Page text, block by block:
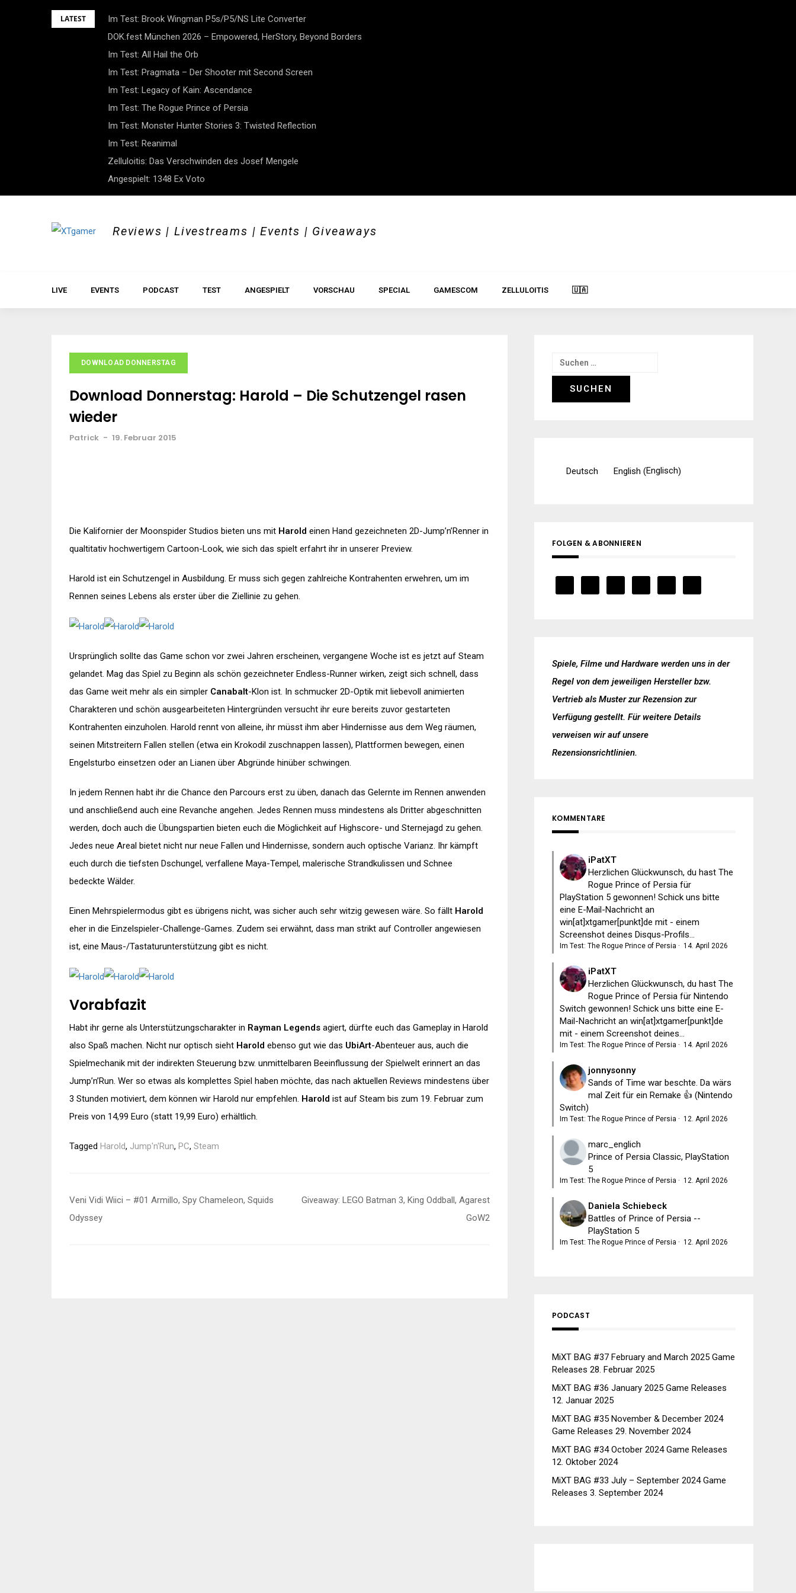
LATEST
Im Test: Brook Wingman P5s/P5/NS Lite Converter
DOK.fest München 2026 – Empowered, HerStory, Beyond Borders
Im Test: All Hail the Orb
Im Test: Pragmata – Der Shooter mit Second Screen
Im Test: Legacy of Kain: Ascendance
Im Test: The Rogue Prince of Persia
Im Test: Monster Hunter Stories 3: Twisted Reflection
Im Test: Reanimal
Zelluloitis: Das Verschwinden des Josef Mengele
Angespielt: 1348 Ex Voto
Reviews | Livestreams | Events | Giveaways
LIVE EVENTS PODCAST TEST ANGESPIELT VORSCHAU SPECIAL GAMESCOM ZELLULOITIS 🇺🇦
DOWNLOAD DONNERSTAG
Download Donnerstag: Harold – Die Schutzengel rasen
wieder
Patrick - 19. Februar 2015
Die Kalifornier der Moonspider Studios bieten uns mit Harold einen Hand gezeichneten 2D-Jump’n’Renner in
qualtitativ hochwertigem Cartoon-Look, wie sich das spielt erfahrt ihr in unserer Preview.
Harold ist ein Schutzengel in Ausbildung. Er muss sich gegen zahlreiche Kontrahenten erwehren, um im
Rennen seines Lebens als erster über die Ziellinie zu gehen.
Ursprünglich sollte das Game schon vor zwei Jahren erscheinen, vergangene Woche ist es jetzt auf Steam
gelandet. Mag das Spiel zu Beginn als schön gezeichneter Endless-Runner wirken, zeigt sich schnell, dass
das Game weit mehr als ein simpler Canabalt-Klon ist. In schmucker 2D-Optik mit liebevoll animierten
Charakteren und schön ausgearbeiteten Hintergründen versucht ihr eure bereits zuvor gestarteten
Kontrahenten einzuholen. Harold rennt von alleine, ihr müsst ihm aber Hindernisse aus dem Weg räumen,
seinen Mitstreitern Fallen stellen (etwa ein Krokodil zuschnappen lassen), Plattformen bewegen, einen
Engelsturbo einsetzen oder an Lianen über Abgründe hinüber schwingen.
In jedem Rennen habt ihr die Chance den Parcours erst zu üben, danach das Gelernte im Rennen anwenden
und anschließend auch eine Revanche angehen. Jedes Rennen muss mindestens als Dritter abgeschnitten
werden, doch auch die Übungspartien bieten euch die Möglichkeit auf Highscore- und Sternejagd zu gehen.
Jedes neue Areal bietet nicht nur neue Fallen und Hindernisse, sondern auch optische Varianz. Ihr kämpft
euch durch die tiefsten Dschungel, verfallene Maya-Tempel, malerische Strandkulissen und Schnee
bedeckte Wälder.
Einen Mehrspielermodus gibt es übrigens nicht, was sicher auch sehr witzig gewesen wäre. So fällt Harold
eher in die Einzelspieler-Challenge-Games. Zudem sei erwähnt, dass man strikt auf Controller angewiesen
ist, eine Maus-/Tastaturunterstützung gibt es nicht.
Vorabfazit
Habt ihr gerne als Unterstützungscharakter in Rayman Legends agiert, dürfte euch das Gameplay in Harold
also Spaß machen. Nicht nur optisch sieht Harold ebenso gut wie das UbiArt-Abenteuer aus, auch die
Spielmechanik mit der indirekten Steuerung bzw. unmittelbaren Beeinflussung der Spielwelt erinnert an das
Jump’n’Run. Wer so etwas als komplettes Spiel haben möchte, das nach aktuellen Reviews mindestens über
3 Stunden motiviert, dem können wir Harold nur empfehlen. Harold ist auf Steam bis zum 19. Februar zum
Preis von 14,99 Euro (statt 19,99 Euro) erhältlich.
Tagged Harold, Jump'n'Run, PC, Steam
Beitragsnavigation
Veni Vidi Wiici – #01 Armillo, Spy Chameleon, Squids
Odyssey
Giveaway: LEGO Batman 3, King Oddball, Agarest
GoW2
Suchen
nach:
Deutsch English (Englisch)
FOLGEN & ABONNIEREN
Spiele, Filme und Hardware werden uns in der
Regel von dem jeweiligen Hersteller bzw.
Vertrieb als Muster zur Rezension zur
Verfügung gestellt. Für weitere Details
verweisen wir auf unsere
Rezensionsrichtlinien.
KOMMENTARE
iPatXT
Herzlichen Glückwunsch, du hast The
Rogue Prince of Persia für
PlayStation 5 gewonnen! Schick uns bitte
eine E-Mail-Nachricht an
win[at]xtgamer[punkt]de mit - einem
Screenshot deines Disqus-Profils...
Im Test: The Rogue Prince of Persia · 14. April 2026
iPatXT
Herzlichen Glückwunsch, du hast The
Rogue Prince of Persia für Nintendo
Switch gewonnen! Schick uns bitte eine E-
Mail-Nachricht an win[at]xtgamer[punkt]de
mit - einem Screenshot deines...
Im Test: The Rogue Prince of Persia · 14. April 2026
jonnysonny
Sands of Time war beschte. Da wärs
mal Zeit für ein Remake 👍 (Nintendo
Switch)
Im Test: The Rogue Prince of Persia · 12. April 2026
marc_englich
Prince of Persia Classic, PlayStation
5
Im Test: The Rogue Prince of Persia · 12. April 2026
Daniela Schiebeck
Battles of Prince of Persia --
PlayStation 5
Im Test: The Rogue Prince of Persia · 12. April 2026
PODCAST
MiXT BAG #37 February and March 2025 Game
Releases 28. Februar 2025
MiXT BAG #36 January 2025 Game Releases
12. Januar 2025
MiXT BAG #35 November & December 2024
Game Releases 29. November 2024
MiXT BAG #34 October 2024 Game Releases
12. Oktober 2024
MiXT BAG #33 July – September 2024 Game
Releases 3. September 2024